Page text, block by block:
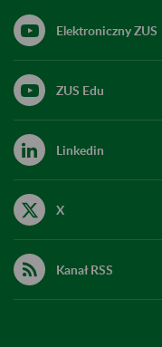
Elektroniczny ZUS
ZUS Edu
Linkedin
X
Kanał RSS